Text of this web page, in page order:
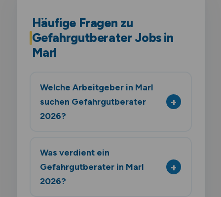
Häufige Fragen zu
Gefahrgutberater Jobs in
Marl
Welche Arbeitgeber in Marl
suchen Gefahrgutberater
2026?
Was verdient ein
Gefahrgutberater in Marl
2026?